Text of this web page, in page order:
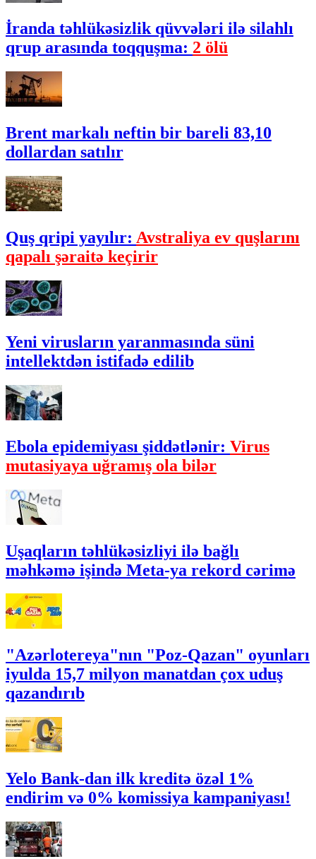
İranda təhlükəsizlik qüvvələri ilə silahlı
qrup arasında toqquşma: 2 ölü
Brent markalı neftin bir bareli 83,10
dollardan satılır
Quş qripi yayılır: Avstraliya ev quşlarını
qapalı şəraitə keçirir
Yeni virusların yaranmasında süni
intellektdən istifadə edilib
Ebola epidemiyası şiddətlənir: Virus
mutasiyaya uğramış ola bilər
Uşaqların təhlükəsizliyi ilə bağlı
məhkəmə işində Meta-ya rekord cərimə
"Azərlotereya"nın "Poz-Qazan" oyunları
iyulda 15,7 milyon manatdan çox uduş
qazandırıb
Yelo Bank-dan ilk kreditə özəl 1%
endirim və 0% komissiya kampaniyası!